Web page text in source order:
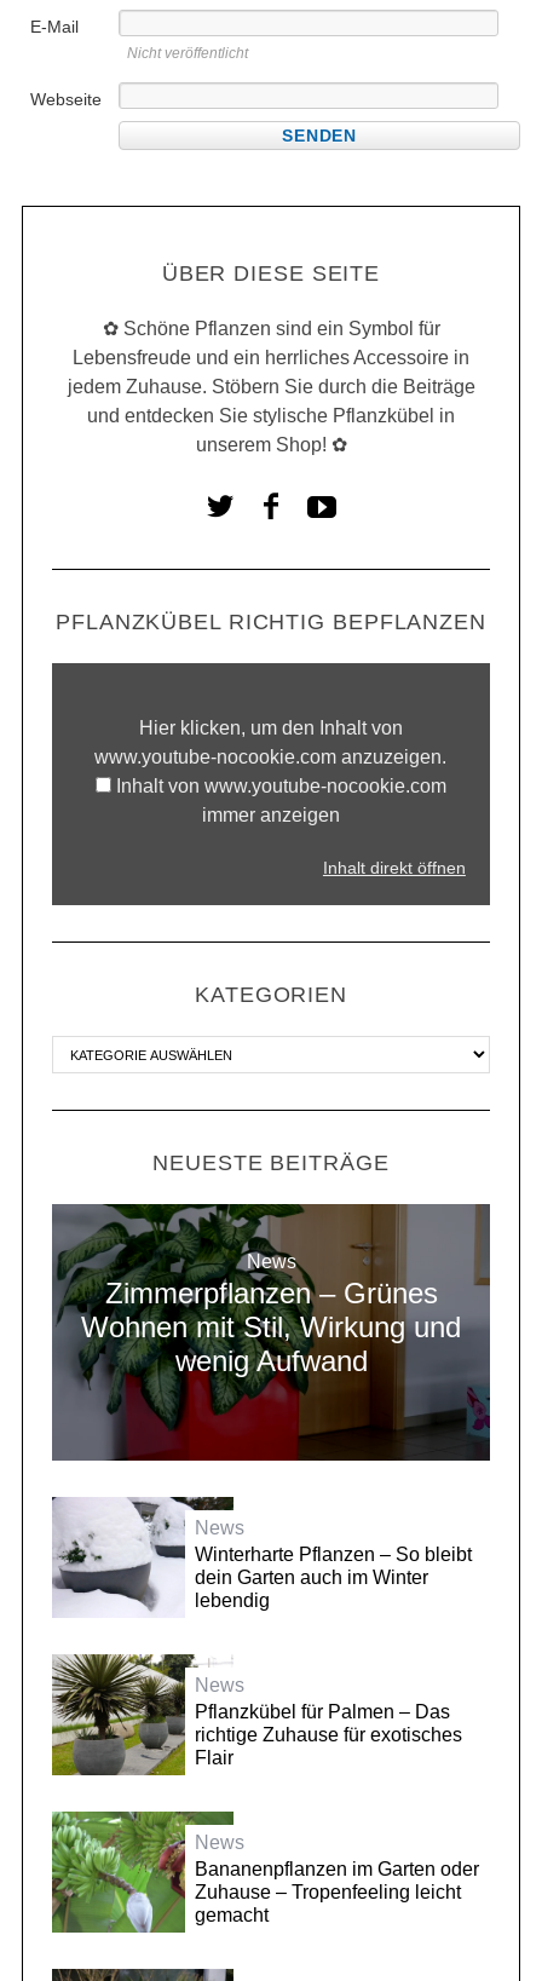
E-Mail
Nicht veröffentlicht
Webseite
ÜBER DIESE SEITE
✿ Schöne Pflanzen sind ein Symbol für
Lebensfreude und ein herrliches Accessoire in
jedem Zuhause. Stöbern Sie durch die Beiträge
und entdecken Sie stylische Pflanzkübel in
unserem Shop! ✿
PFLANZKÜBEL RICHTIG BEPFLANZEN
Hier klicken, um den Inhalt von
www.youtube-nocookie.com anzuzeigen.
Inhalt von www.youtube-nocookie.com
immer anzeigen
Inhalt direkt öffnen
KATEGORIEN
NEUESTE BEITRÄGE
News
Zimmerpflanzen – Grünes
Wohnen mit Stil, Wirkung und
wenig Aufwand
News
Winterharte Pflanzen – So bleibt
dein Garten auch im Winter
lebendig
News
Pflanzkübel für Palmen – Das
richtige Zuhause für exotisches
Flair
News
Bananenpflanzen im Garten oder
Zuhause – Tropenfeeling leicht
gemacht